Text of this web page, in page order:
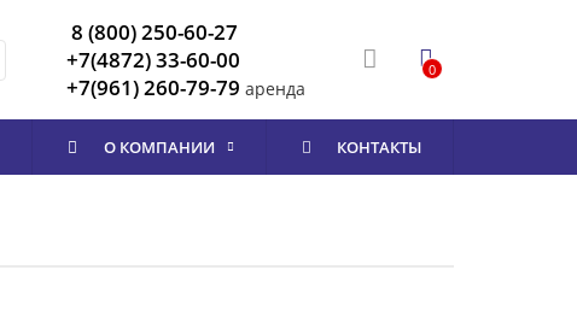
8 (800) 250-60-27
+7(4872) 33-60-00
+7(961) 260-79-79 аренда
0
О КОМПАНИИ КОНТАКТЫ